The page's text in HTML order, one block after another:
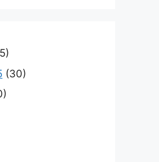
(30)